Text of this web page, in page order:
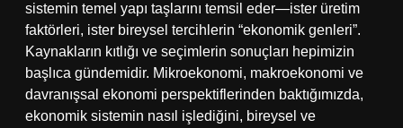
sistemin temel yapı taşlarını temsil eder—ister üretim
faktörleri, ister bireysel tercihlerin “ekonomik genleri”.
Kaynakların kıtlığı ve seçimlerin sonuçları hepimizin
başlıca gündemidir. Mikroekonomi, makroekonomi ve
davranışsal ekonomi perspektiflerinden baktığımızda,
ekonomik sistemin nasıl işlediğini, bireysel ve